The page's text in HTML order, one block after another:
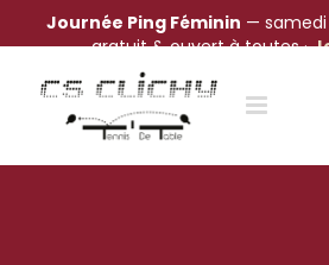
Journée Ping Féminin — samedi
gratuit & ouvert à toutes ·